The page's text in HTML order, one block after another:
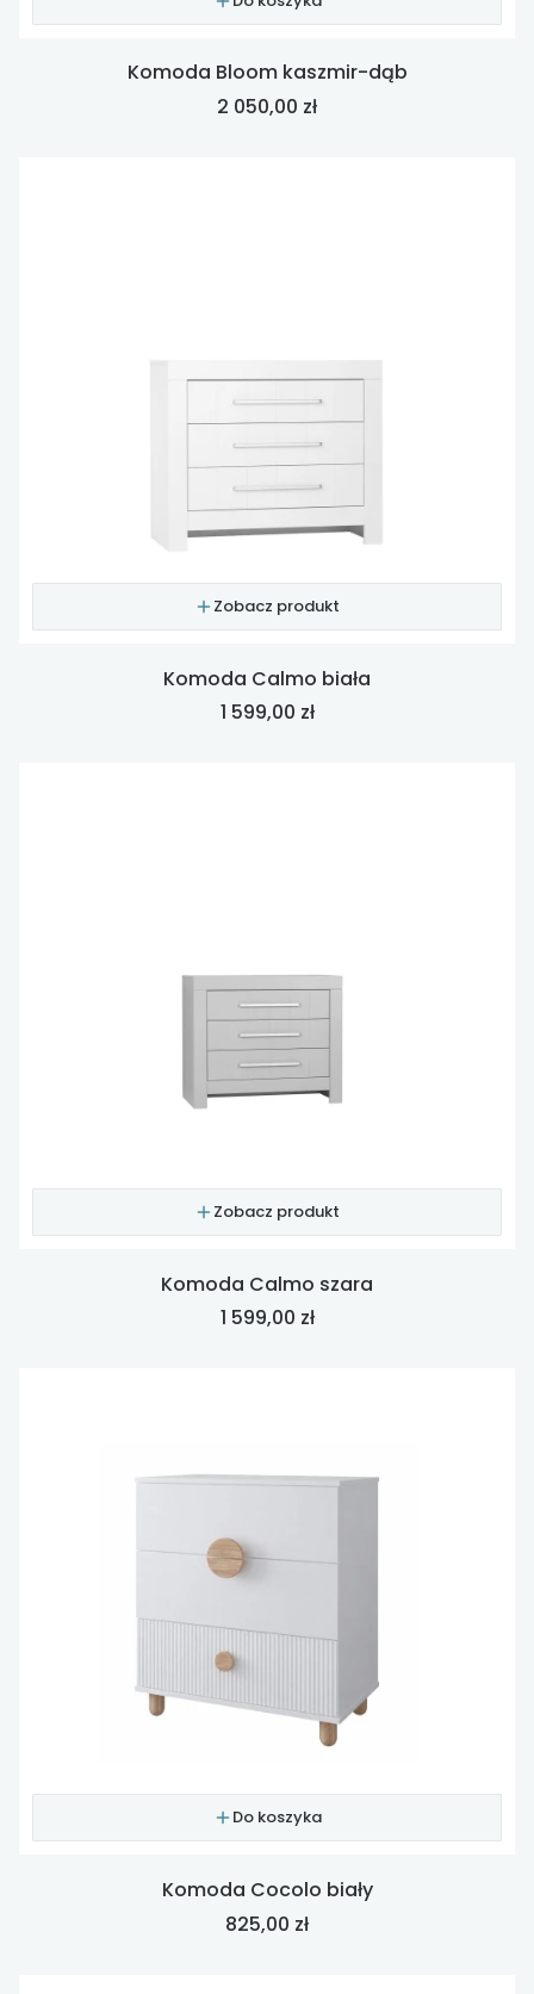
Komoda Bloom kaszmir-dąb
Cena
2 050,00 zł
Zobacz produkt
Komoda Calmo biała
Cena
1 599,00 zł
Zobacz produkt
Komoda Calmo szara
Cena
1 599,00 zł
Do koszyka
Komoda Cocolo biały
Cena
825,00 zł